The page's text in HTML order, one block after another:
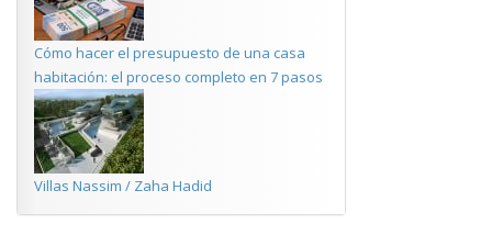
Cómo hacer el presupuesto de una casa
habitación: el proceso completo en 7 pasos
Villas Nassim / Zaha Hadid